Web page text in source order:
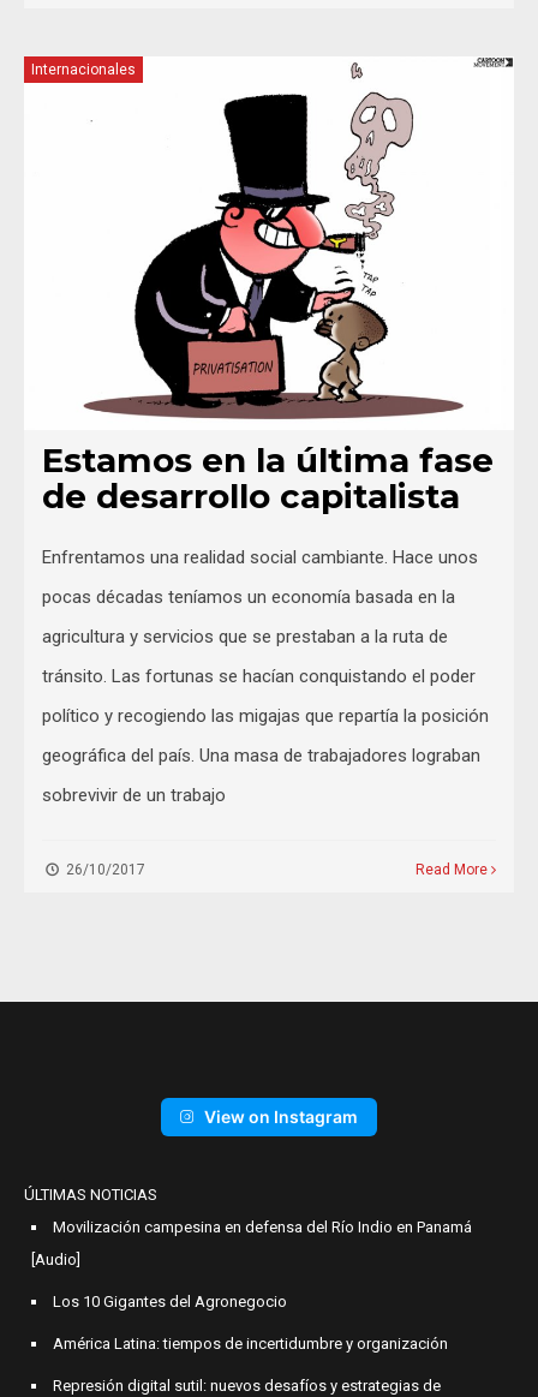
Internacionales
Estamos en la última fase
de desarrollo capitalista
Enfrentamos una realidad social cambiante. Hace unos
pocas décadas teníamos un economía basada en la
agricultura y servicios que se prestaban a la ruta de
tránsito. Las fortunas se hacían conquistando el poder
político y recogiendo las migajas que repartía la posición
geográfica del país. Una masa de trabajadores lograban
sobrevivir de un trabajo
26/10/2017 Read More
View on Instagram
ÚLTIMAS NOTICIAS
Movilización campesina en defensa del Río Indio en Panamá
[Audio]
Los 10 Gigantes del Agronegocio
América Latina: tiempos de incertidumbre y organización
Represión digital sutil: nuevos desafíos y estrategias de